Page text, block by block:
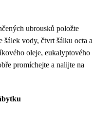
ubrousků položte
šálek vody, čtvrt šálku octa a
oleje, eukalyptového
promíchejte a nalijte na